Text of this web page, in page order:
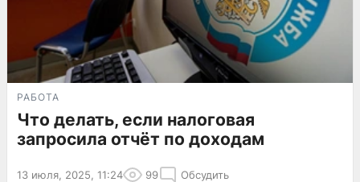
РАБОТА
Что делать, если налоговая
запросила отчёт по доходам
13 июля, 2025, 11:24 99 Обсудить